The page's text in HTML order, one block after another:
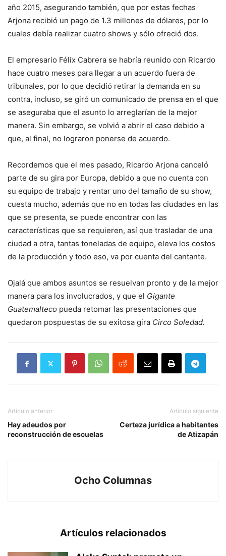
año 2015, asegurando también, que por estas fechas
Arjona recibió un pago de 1.3 millones de dólares, por lo
cuales debía realizar cuatro shows y sólo ofreció dos.
El empresario Félix Cabrera se habría reunido con Ricardo
hace cuatro meses para llegar a un acuerdo fuera de
tribunales, por lo que decidió retirar la demanda en su
contra, incluso, se giró un comunicado de prensa en el que
se aseguraba que el asunto lo arreglarían de la mejor
manera. Sin embargo, se volvió a abrir el caso debido a
que, al final, no lograron ponerse de acuerdo.
Recordemos que el mes pasado, Ricardo Arjona canceló
parte de su gira por Europa, debido a que no cuenta con
su equipo de trabajo y rentar uno del tamaño de su show,
cuesta mucho, además que no en todas las ciudades en las
que se presenta, se puede encontrar con las
características que se requieren, así que trasladar de una
ciudad a otra, tantas toneladas de equipo, eleva los costos
de la producción y todo eso, va por cuenta del cantante.
Ojalá que ambos asuntos se resuelvan pronto y de la mejor
manera para los involucrados, y que el Gigante
Guatemalteco pueda retomar las presentaciones que
quedaron pospuestas de su exitosa gira Circo Soledad.
Artículo anterior
Hay adeudos por
reconstrucción de escuelas
Artículo siguiente
Certeza jurídica a habitantes
de Atizapán
Ocho Columnas
Artículos relacionados